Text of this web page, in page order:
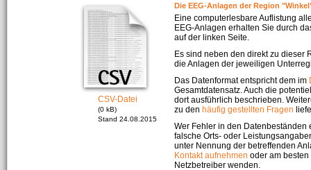
CSV-Datei
(0 kB)
Stand 24.08.2015
Die EEG-Anlagen der Region
Eine computerlesbare Auflistung
EEG-Anlagen erhalten Sie durch
auf der linken Seite.
Es sind neben den direkt zu dieser
die Anlagen der jeweiligen
Das Datenformat entspricht dem im
Gesamtdatensatz. Auch die
dort ausführlich beschrieben.
zu den häufig gestellten Fragen
Wer Fehler in den Datenbeständen
falsche Orts- oder
unter Nennung der betreffenden
Kontakt aufnehmen oder am
Netzbetreiber wenden.